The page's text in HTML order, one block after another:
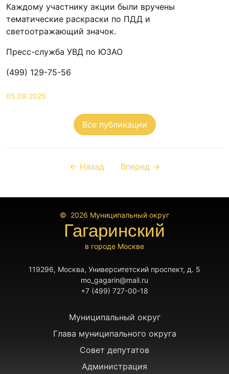
Каждому участнику акции были вручены
тематические раскраски по ПДД и
светоотражающий значок.
Пресс-служба УВД по ЮЗАО
(499) 129-75-56
05.09.2025
Все публикации
← Назад Вперед →
© 2026 Муниципальный округ
Гагаринский
в городе Москве
119296, Москва, Университетский проспект, д. 5
mo_gagarin@mail.ru
+7 (499) 727-00-18
Муниципальный округ
Глава муниципального округа
Совет депутатов
Администрация